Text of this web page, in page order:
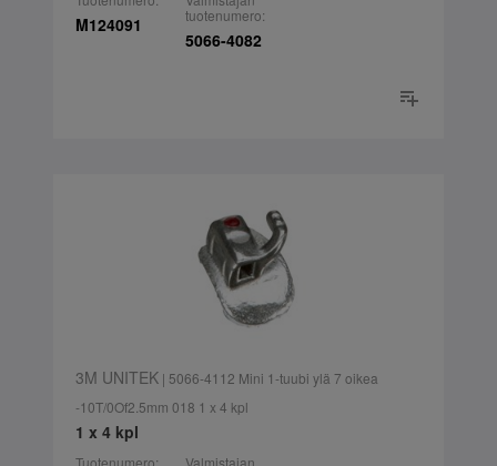
M124091
tuotenumero:
5066-4082
3M UNITEK| 5066-4112 Mini 1-tuubi ylä 7 oikea
-10T/0Of2.5mm 018 1 x 4 kpl
1 x 4 kpl
Tuotenumero:
Valmistajan